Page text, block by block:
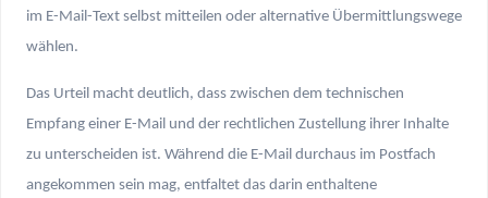
im E-Mail-Text selbst mitteilen oder alternative Übermittlungswege
wählen.
Das Urteil macht deutlich, dass zwischen dem technischen
Empfang einer E-Mail und der rechtlichen Zustellung ihrer Inhalte
zu unterscheiden ist. Während die E-Mail durchaus im Postfach
angekommen sein mag, entfaltet das darin enthaltene